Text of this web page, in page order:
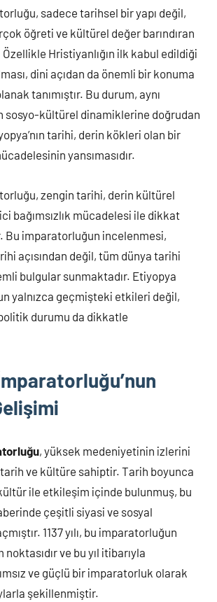
sadece tarihsel bir yapı değil,
öğreti ve kültürel değer barındıran
Hristiyanlığın ilk kabul edildiği
dini açıdan da önemli bir konuma
tanımıştır. Bu durum, aynı
sosyo-kültürel dinamiklerine doğrudan
tarihi, derin kökleri olan bir
yansımasıdır.
zengin tarihi, derin kültürel
bağımsızlık mücadelesi ile dikkat
Bu imparatorluğun incelenmesi,
açısından değil, tüm dünya tarihi
bulgular sunmaktadır. Etiyopya
yalnızca geçmişteki etkileri değil,
durumu da dikkatle
, yüksek medeniyetinin izlerini
ve kültüre sahiptir. Tarih boyunca
ile etkileşim içinde bulunmuş, bu
çeşitli siyasi ve sosyal
1137 yılı, bu imparatorluğun
ve bu yıl itibarıyla
ve güçlü bir imparatorluk olarak
şekillenmiştir.